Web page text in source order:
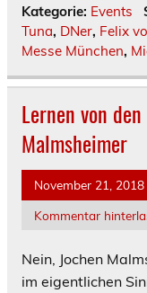
Kategorie: Events
Tuna, DNer, Felix
Messe München,
Lernen von
Malmsheimer
November 21, 2018
Kommentar
Nein, Jochen
im eigentlichen